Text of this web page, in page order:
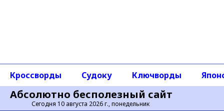
Абсолютно бесполезный сайт
Сегодня 10 августа 2026 г., понедельник
Кроссворды Судоку Ключворды